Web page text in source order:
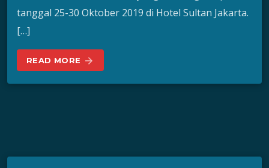
tanggal 25-30 Oktober 2019 di Hotel Sultan Jakarta.
[…]
READ MORE arrow_forward